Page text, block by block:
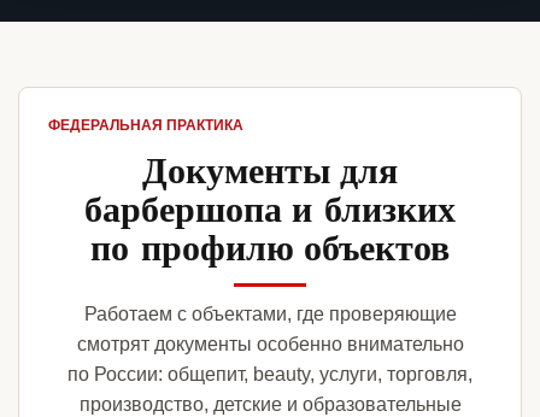
ФЕДЕРАЛЬНАЯ ПРАКТИКА
Документы для
барбершопа и близких
по профилю объектов
Работаем с объектами, где проверяющие
смотрят документы особенно внимательно
по России: общепит, beauty, услуги, торговля,
производство, детские и образовательные